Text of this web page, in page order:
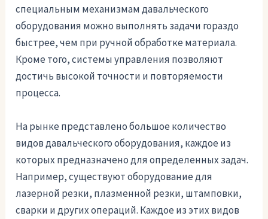
специальным механизмам давальческого
оборудования можно выполнять задачи гораздо
быстрее, чем при ручной обработке материала.
Кроме того, системы управления позволяют
достичь высокой точности и повторяемости
процесса.
На рынке представлено большое количество
видов давальческого оборудования, каждое из
которых предназначено для определенных задач.
Например, существуют оборудование для
лазерной резки, плазменной резки, штамповки,
сварки и других операций. Каждое из этих видов